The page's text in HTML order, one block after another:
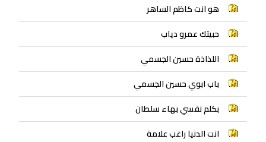
هو انت كاظم الساهر
حبيتك عمرو دياب
اللذاذة حسين الجسمي
باب ابوي حسين الجسمي
بكلم نفسي بهاء سلطان
انت الدنيا راغب علامة